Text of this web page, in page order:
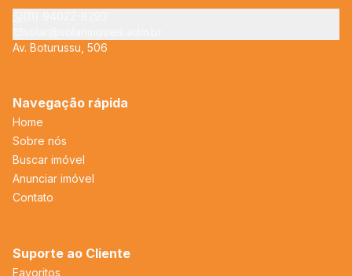
Av. Boturussu, 506
Navegação rápida
Home
Sobre nós
Buscar imóvel
Anunciar imóvel
Contato
Suporte ao Cliente
Favoritos